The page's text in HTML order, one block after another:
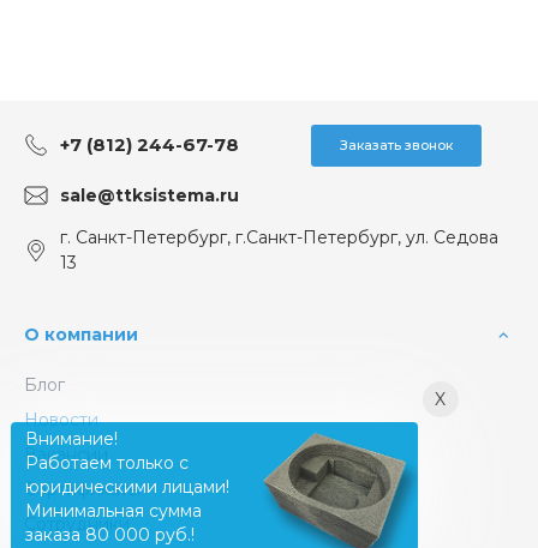
+7 (812) 244-67-78 Заказать звонок
sale@ttksistema.ru
г. Санкт-Петербург, г.Санкт-Петербург, ул. Седова
13
О компании
Блог
Новости
Вакансии
Сертификаты
Сотрудники
X
Внимание!
Работаем только с
юридическими лицами!
Минимальная сумма
заказа 80 000 руб.!